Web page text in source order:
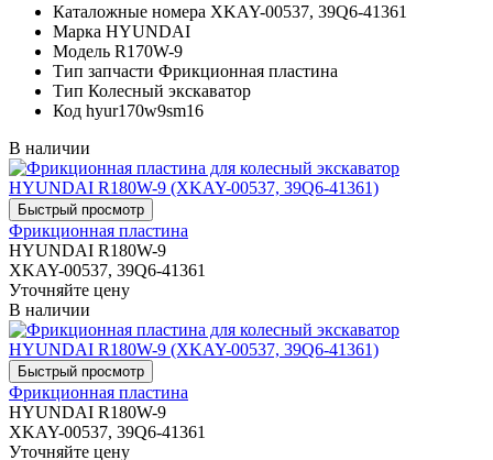
Каталожные номера XKAY-00537, 39Q6-41361
Марка HYUNDAI
Модель R170W-9
Тип запчасти Фрикционная пластина
Тип Колесный экскаватор
Код hyur170w9sm16
В наличии
Фрикционная пластина
HYUNDAI R180W-9
XKAY-00537, 39Q6-41361
Уточняйте цену
В наличии
Фрикционная пластина
HYUNDAI R180W-9
XKAY-00537, 39Q6-41361
Уточняйте цену